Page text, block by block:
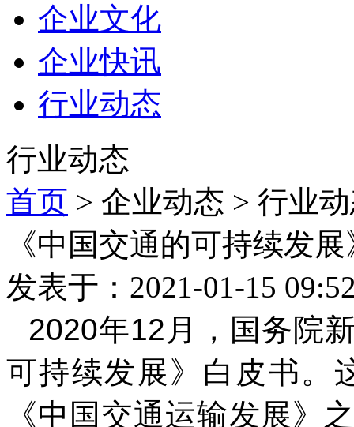
企业文化
企业快讯
行业动态
行业动态
首页 > 企业动态 > 行业
《中国交通的可持续发
发表于：2021-01-15
2020年12月，国务院
可持续发展》白皮书。
《中国交通运输发展》